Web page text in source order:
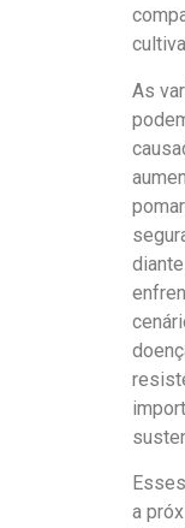
As
a